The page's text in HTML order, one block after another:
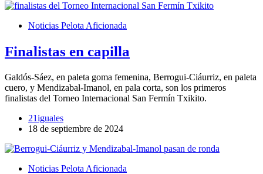
Noticias Pelota Aficionada
Finalistas en capilla
Galdós-Sáez, en paleta goma femenina, Berrogui-Ciáurriz, en paleta
cuero, y Mendizabal-Imanol, en pala corta, son los primeros
finalistas del Torneo Internacional San Fermín Txikito.
21iguales
18 de septiembre de 2024
Noticias Pelota Aficionada